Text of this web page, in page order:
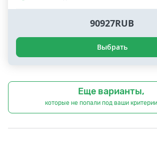
90927RUB
Выбрать
Еще варианты,
которые не попали под ваши